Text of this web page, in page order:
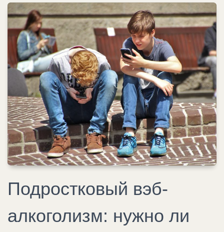
Подростковый вэб-
алкоголизм: нужно ли